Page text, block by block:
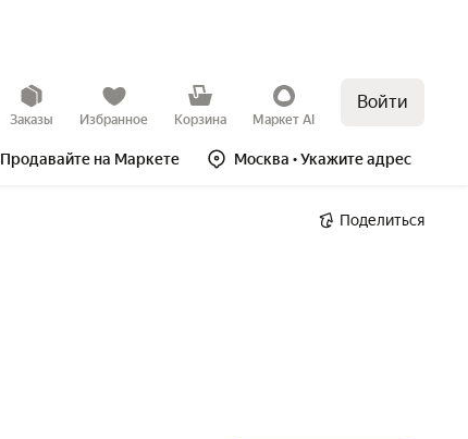
Заказы Избранное Корзина Маркет AI
Войти
Продавайте на Маркете Москва • Укажите адрес
Поделиться